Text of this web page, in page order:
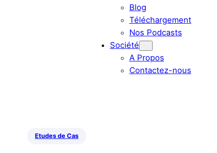
Blog
Téléchargement
Nos Podcasts
Société
A Propos
Contactez-nous
Etudes de Cas